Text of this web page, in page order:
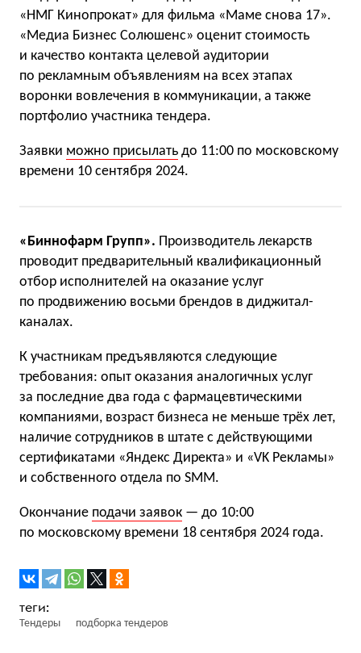
«НМГ Кинопрокат» для фильма «Маме снова 17».
«Медиа Бизнес Солюшенс» оценит стоимость
и качество контакта целевой аудитории
по рекламным объявлениям на всех этапах
воронки вовлечения в коммуникации, а также
портфолио участника тендера.
Заявки можно присылать до 11:00 по московскому
времени 10 сентября 2024.
«Биннофарм Групп». Производитель лекарств
проводит предварительный квалификационный
отбор исполнителей на оказание услуг
по продвижению восьми брендов в диджитал-
каналах.
К участникам предъявляются следующие
требования: опыт оказания аналогичных услуг
за последние два года с фармацевтическими
компаниями, возраст бизнеса не меньше трёх лет,
наличие сотрудников в штате с действующими
сертификатами «Яндекс Директа» и «VK Рекламы»
и собственного отдела по SMM.
Окончание подачи заявок — до 10:00
по московскому времени 18 сентября 2024 года.
Тендеры подборка тендеров